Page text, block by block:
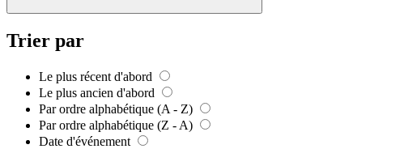
Trier par
Le plus récent d'abord
Le plus ancien d'abord
Par ordre alphabétique (A - Z)
Par ordre alphabétique (Z - A)
Date d'événement